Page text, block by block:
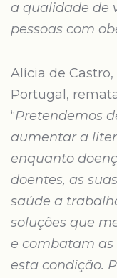
a qualidade de
pessoas com
Alícia de
Portugal,
“Pretendemos
aumentar a
enquanto
doentes, as
saúde a
soluções que
e combatam as
esta condição.